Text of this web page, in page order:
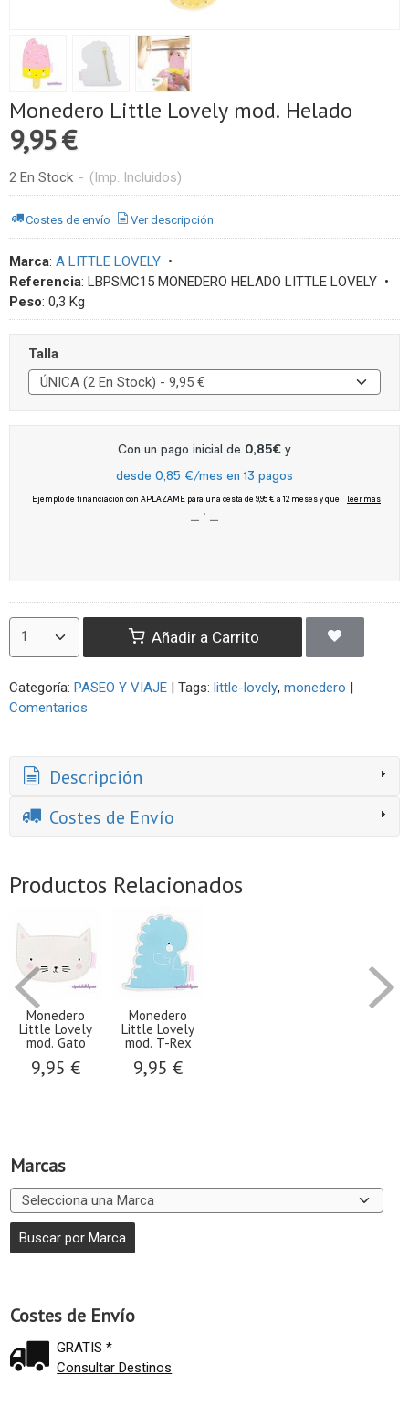
Marcas
Costes de Envío
GRATIS *
Consultar Destinos
Monedero Little Lovely mod. Helado
9,95 €
2 En Stock - (Imp. Incluidos)
Costes de envío Ver descripción
Marca: A LITTLE LOVELY •
Referencia: LBPSMC15 MONEDERO HELADO LITTLE LOVELY •
Peso: 0,3 Kg
Talla
Añadir a Carrito
Categoría: PASEO Y VIAJE | Tags: little-lovely monedero |
Comentarios
Descripción
Costes de Envío
Productos Relacionados
Monedero
Little Lovely
mod. Gato
9,95 €
Monedero
Little Lovely
mod. T-Rex
9,95 €